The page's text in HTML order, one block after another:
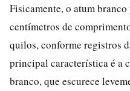
Fisicamente, o atum
centímetros de
quilos, conforme registros
principal característica é a
branco, que escurece